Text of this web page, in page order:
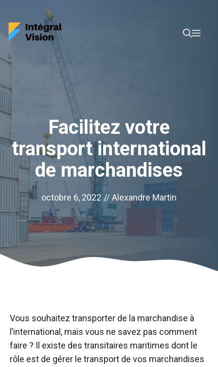
contenu
Facilitez votre
transport international
de marchandises
octobre 6, 2022 // Alexandre Martin
Vous souhaitez transporter de la marchandise à
l’international, mais vous ne savez pas comment
faire ? Il existe des transitaires maritimes dont le
rôle est de gérer le transport de vos marchandises